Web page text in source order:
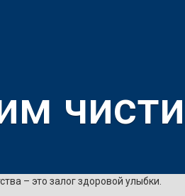
– это залог здоровой улыбки.